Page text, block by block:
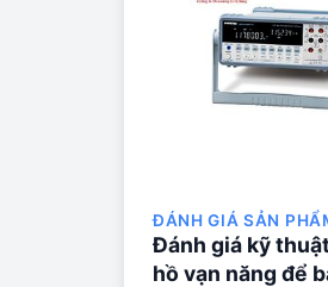
ĐÁNH GIÁ SẢN
Đánh giá kỹ
hồ vạn năng để